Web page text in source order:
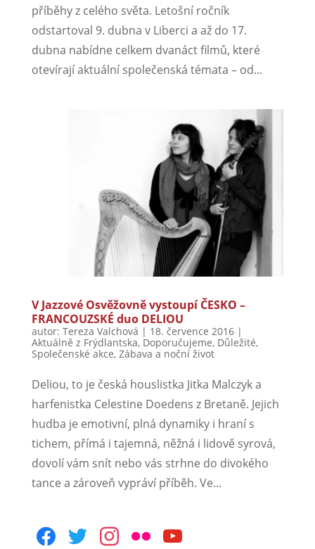
příběhy z celého světa. Letošní ročník
odstartoval 9. dubna v Liberci a až do 17.
dubna nabídne celkem dvanáct filmů, které
otevírají aktuální společenská témata – od...
V Jazzové Osvěžovně vystoupí ČESKO –
FRANCOUZSKÉ duo DELIOU
autor: Tereza Valchová | 18. července 2016|
Aktuálně z Frýdlantska, Doporučujeme, Důležité,
Společenské akce, Zábava a noční život
Deliou, to je česká houslistka Jitka Malczyk a
harfenistka Celestine Doedens z Bretaně. Jejich
hudba je emotivní, plná dynamiky i hraní s
tichem, přímá i tajemná, něžná i lidově syrová,
dovolí vám snít nebo vás strhne do divokého
tance a zároveň vypráví příběh. Ve...
facebooktwitterinstagram
flickr youtube